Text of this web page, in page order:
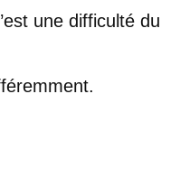
une difficulté du